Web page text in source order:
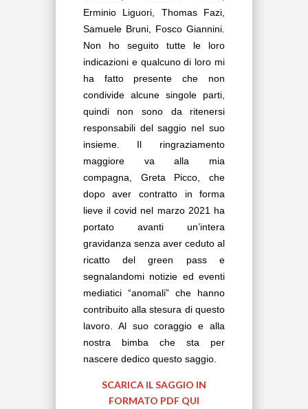
Erminio Liguori, Thomas Fazi,
Samuele Bruni, Fosco Giannini.
Non ho seguito tutte le loro
indicazioni e qualcuno di loro mi
ha fatto presente che non
condivide alcune singole parti,
quindi non sono da ritenersi
responsabili del saggio nel suo
insieme. Il ringraziamento
maggiore va alla mia
compagna, Greta Picco, che
dopo aver contratto in forma
lieve il covid nel marzo 2021 ha
portato avanti un’intera
gravidanza senza aver ceduto al
ricatto del green pass e
segnalandomi notizie ed eventi
mediatici “anomali” che hanno
contribuito alla stesura di questo
lavoro. Al suo coraggio e alla
nostra bimba che sta per
nascere dedico questo saggio.
SCARICA IL SAGGIO IN
FORMATO PDF QUI